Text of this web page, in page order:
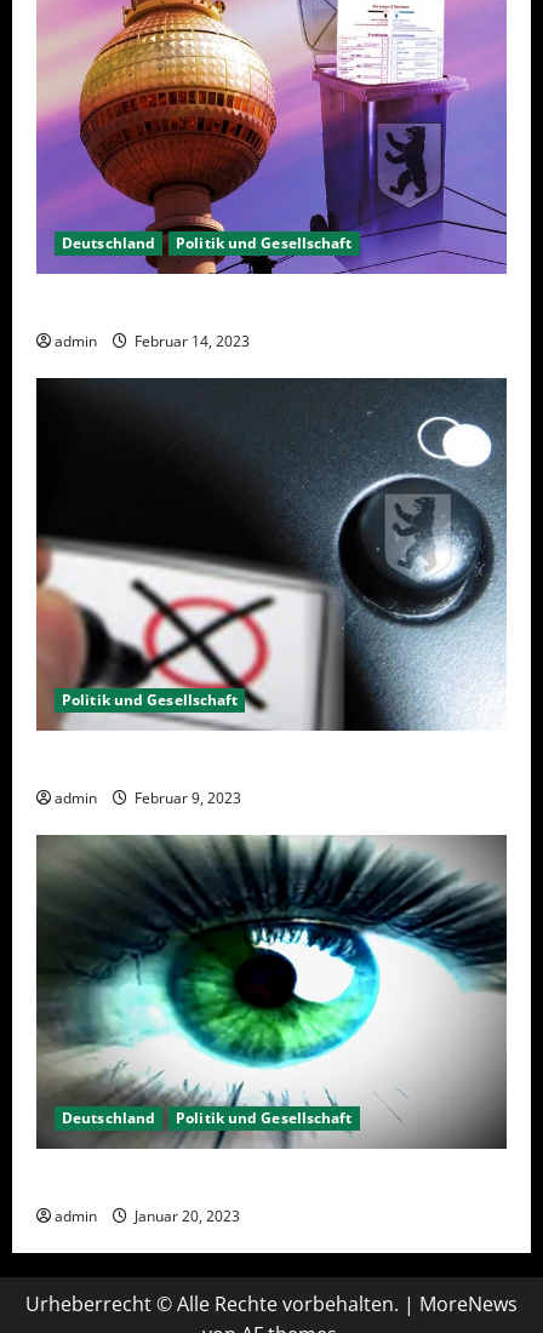
Deutschland Politik und Gesellschaft
admin Februar 14, 2023
Politik und Gesellschaft
admin Februar 9, 2023
Deutschland Politik und Gesellschaft
admin Januar 20, 2023
Urheberrecht © Alle Rechte vorbehalten. | MoreNews